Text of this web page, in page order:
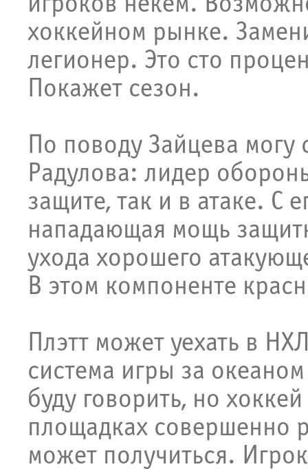
игроков некем.
хоккейном рынке.
легионер. Это сто
Покажет сезон.
По поводу Зайцева могу
Радулова: лидер
защите, так и в атаке. С
нападающая мощь
ухода хорошего
В этом компоненте
Плэтт может уехать в
система игры за
буду говорить, но
площадках совершенно
может получиться.